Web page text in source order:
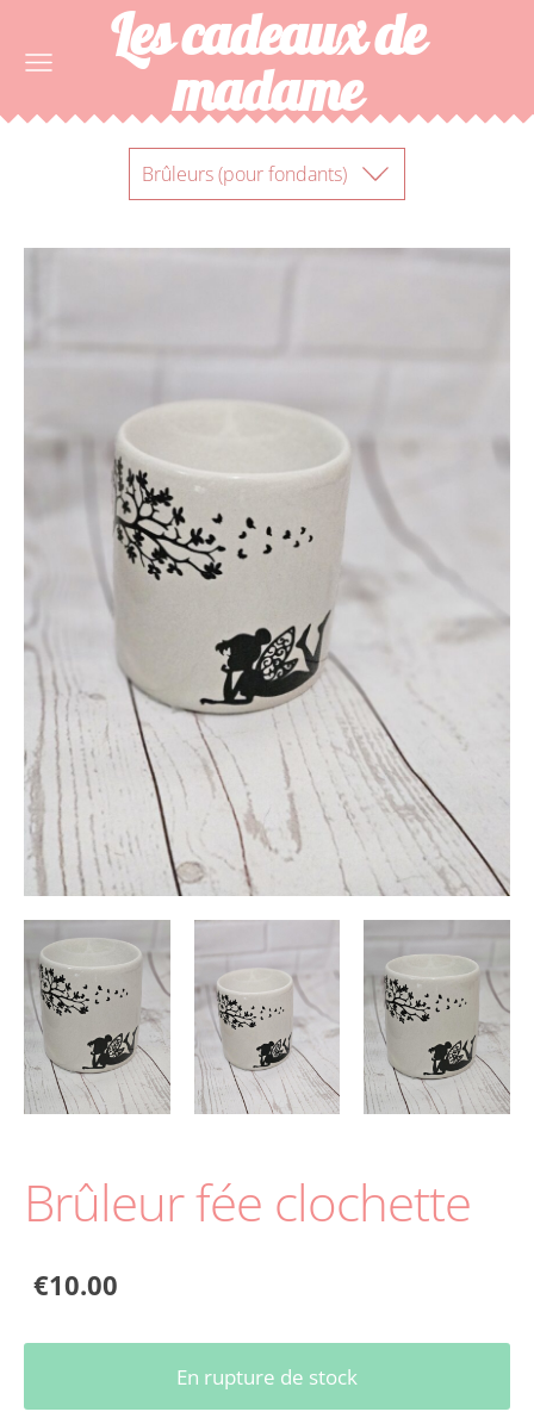
Les cadeaux de
madame
Brûleurs (pour fondants)
Brûleur fée clochette
€10.00
En rupture de stock